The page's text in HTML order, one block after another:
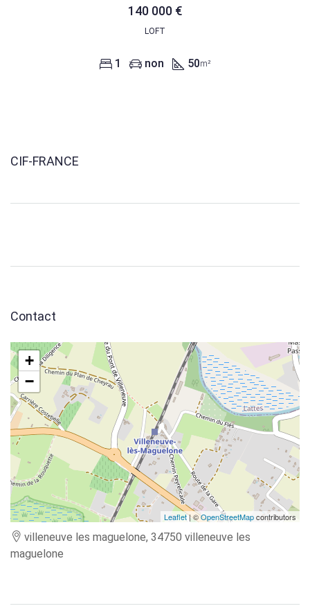
140 000 €
LOFT
1 non 50m²
CIF-FRANCE
Contact
+
−
Leaflet| ©OpenStreetMapcontributors
villeneuve les maguelone, 34750 villeneuve les
maguelone